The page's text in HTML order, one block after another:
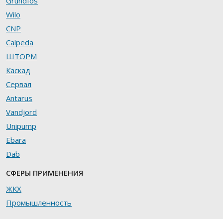
Wilo
CNP
Calpeda
ШТОРМ
Каскад
Сервал
Antarus
Vandjord
Unipump
Ebara
Dab
СФЕРЫ ПРИМЕНЕНИЯ
ЖКХ
Промышленность